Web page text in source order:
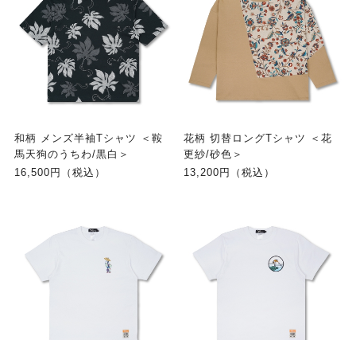
和柄 メンズ半袖Tシャツ ＜鞍
馬天狗のうちわ/黒白＞
16,500円（税込）
花柄 切替ロングTシャツ ＜花
更紗/砂色＞
13,200円（税込）